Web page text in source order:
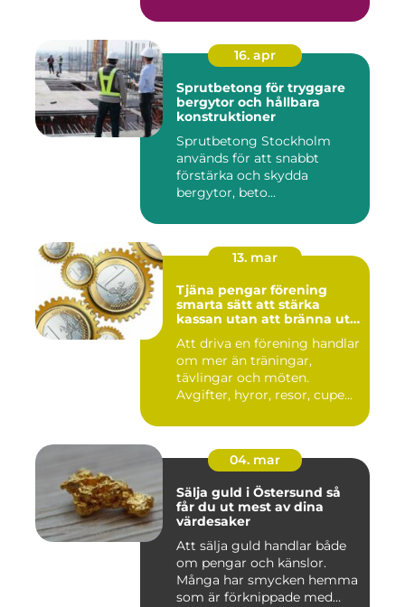
16. apr
Sprutbetong för tryggare
bergytor och hållbara
konstruktioner
Sprutbetong Stockholm
används för att snabbt
förstärka och skydda
bergytor, beto...
13. mar
Tjäna pengar förening
smarta sätt att stärka
kassan utan att bränna ut
Att driva en förening handlar
om mer än träningar,
tävlingar och möten.
Avgifter, hyror, resor, cupe...
04. mar
Sälja guld i Östersund så
får du ut mest av dina
värdesaker
Att sälja guld handlar både
om pengar och känslor.
Många har smycken hemma
som är förknippade med